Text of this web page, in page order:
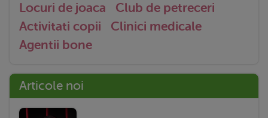
Locuri de joaca
Club de petreceri
Activitati copii
Clinici medicale
Agentii bone
Articole noi